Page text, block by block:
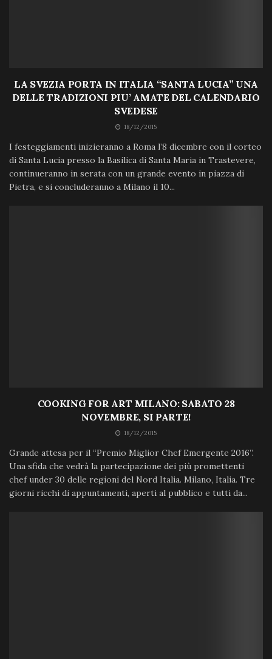
LA SVEZIA PORTA IN ITALIA “SANTA LUCIA” UNA
DELLE TRADIZIONI PIU’ AMATE DEL CALENDARIO
SVEDESE
18/12/2015
I festeggiamenti inizieranno a Roma l’8 dicembre con il corteo
di Santa Lucia presso la Basilica di Santa Maria in Trastevere,
continueranno in serata con un grande evento in piazza di
Pietra, e si concluderanno a Milano il 10...
COOKING FOR ART MILANO: SABATO 28
NOVEMBRE, SI PARTE!
18/12/2015
Grande attesa per il “Premio Miglior Chef Emergente 2016”.
Una sfida che vedrà la partecipazione dei più promettenti
chef under 30 delle regioni del Nord Italia. Milano, Italia. Tre
giorni ricchi di appuntamenti, aperti al pubblico e tutti da...